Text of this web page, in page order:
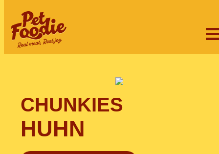
CHUNKIES
HUHN